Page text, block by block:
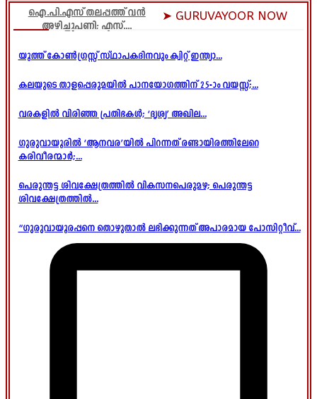
ഐ.പി.എസ് തലപ്പത്ത് വൻ
അഴിച്ചുപണി; എസ്....
യൂത്ത് കോൺഗ്രസ്സ് സ്ഥാപകദിനവും ക്വിറ്റ് ഇന്ത്യാ...
കലയുടെ താളപ്പെരുമയിൽ പാനയോഗത്തിന് 25-ാം വയസ്സ്;...
വരകളിൽ വിരിഞ്ഞ പ്രതിഭകൾ; ‘ദൃശ്യ’ അഖില...
ഗുരുവായൂരിൽ ‘ആനവര’യിൽ പിറന്നത് രണ്ടായിരത്തിലേറെ
കരിവീരന്മാർ;...
പെരുന്തട്ട ശിവക്ഷേത്രത്തിൽ വികസനപെരുമഴ; പെരുന്തട്ട
ശിവക്ഷേത്രത്തിൽ...
“ഗുരുവായൂരപ്പനെ തൊഴുതാൽ ലഭിക്കുന്നത് അപാരമായ പോസിറ്റീവ്...
➤ GURUVAYOOR NOW